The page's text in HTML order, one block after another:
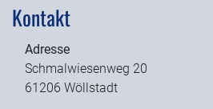
Kontakt
Adresse
Schmalwiesenweg 20
61206 Wöllstadt